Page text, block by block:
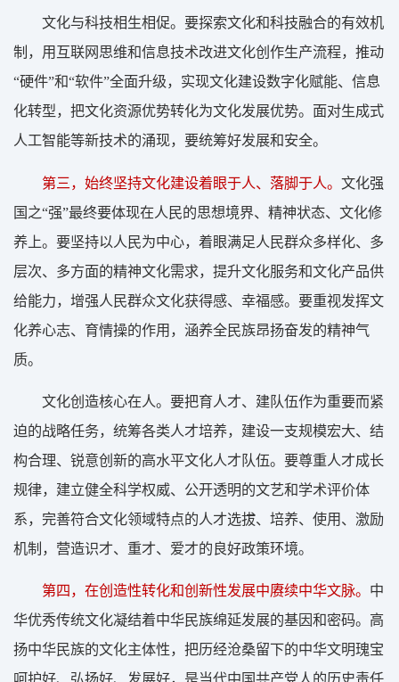
文化与科技相生相促。要探索文化和科技融合的有效机
制，用互联网思维和信息技术改进文化创作生产流程，推动
“硬件”和“软件”全面升级，实现文化建设数字化赋能、信息
化转型，把文化资源优势转化为文化发展优势。面对生成式
人工智能等新技术的涌现，要统筹好发展和安全。
第三，始终坚持文化建设着眼于人、落脚于人。文化强
国之“强”最终要体现在人民的思想境界、精神状态、文化修
养上。要坚持以人民为中心，着眼满足人民群众多样化、多
层次、多方面的精神文化需求，提升文化服务和文化产品供
给能力，增强人民群众文化获得感、幸福感。要重视发挥文
化养心志、育情操的作用，涵养全民族昂扬奋发的精神气
质。
文化创造核心在人。要把育人才、建队伍作为重要而紧
迫的战略任务，统筹各类人才培养，建设一支规模宏大、结
构合理、锐意创新的高水平文化人才队伍。要尊重人才成长
规律，建立健全科学权威、公开透明的文艺和学术评价体
系，完善符合文化领域特点的人才选拔、培养、使用、激励
机制，营造识才、重才、爱才的良好政策环境。
第四，在创造性转化和创新性发展中赓续中华文脉。 中
华优秀传统文化凝结着中华民族绵延发展的基因和密码。高
扬中华民族的文化主体性，把历经沧桑留下的中华文明瑰宝